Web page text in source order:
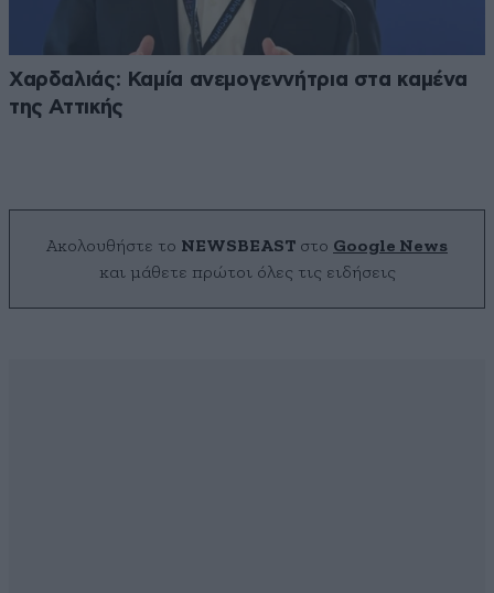
Χαρδαλιάς: Καμία ανεμογεννήτρια στα καμένα
της Αττικής
Ακολουθήστε το NEWSBEAST στο Google News
και μάθετε πρώτοι όλες τις ειδήσεις